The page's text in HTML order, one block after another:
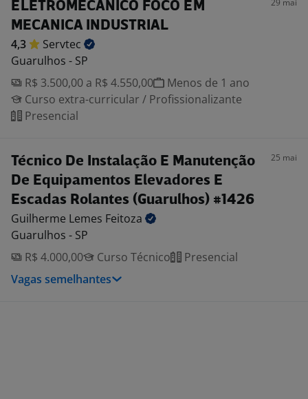
ELETROMECANICO FOCO EM
MECANICA INDUSTRIAL
29 mai
4,3
Servtec
Guarulhos - SP
R$ 3.500,00 a R$ 4.550,00
Menos de 1 ano
Curso extra-curricular / Profissionalizante
Presencial
Técnico De Instalação E Manutenção
De Equipamentos Elevadores E
Escadas Rolantes (Guarulhos) #1426
25 mai
Guilherme Lemes Feitoza
Guarulhos - SP
R$ 4.000,00
Curso Técnico
Presencial
Vagas semelhantes